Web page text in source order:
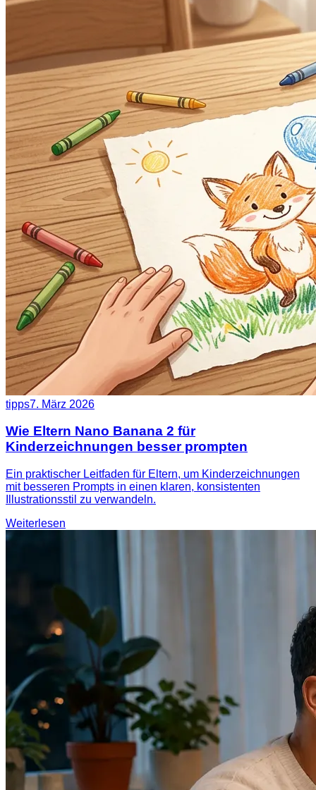
tipps7. März 2026
Wie Eltern Nano Banana 2 für
Kinderzeichnungen besser prompten
Ein praktischer Leitfaden für Eltern, um Kinderzeichnungen
mit besseren Prompts in einen klaren, konsistenten
Illustrationsstil zu verwandeln.
Weiterlesen